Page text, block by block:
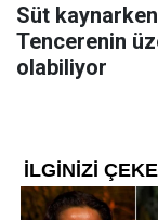
Süt
Tencerenin
olabiliyor